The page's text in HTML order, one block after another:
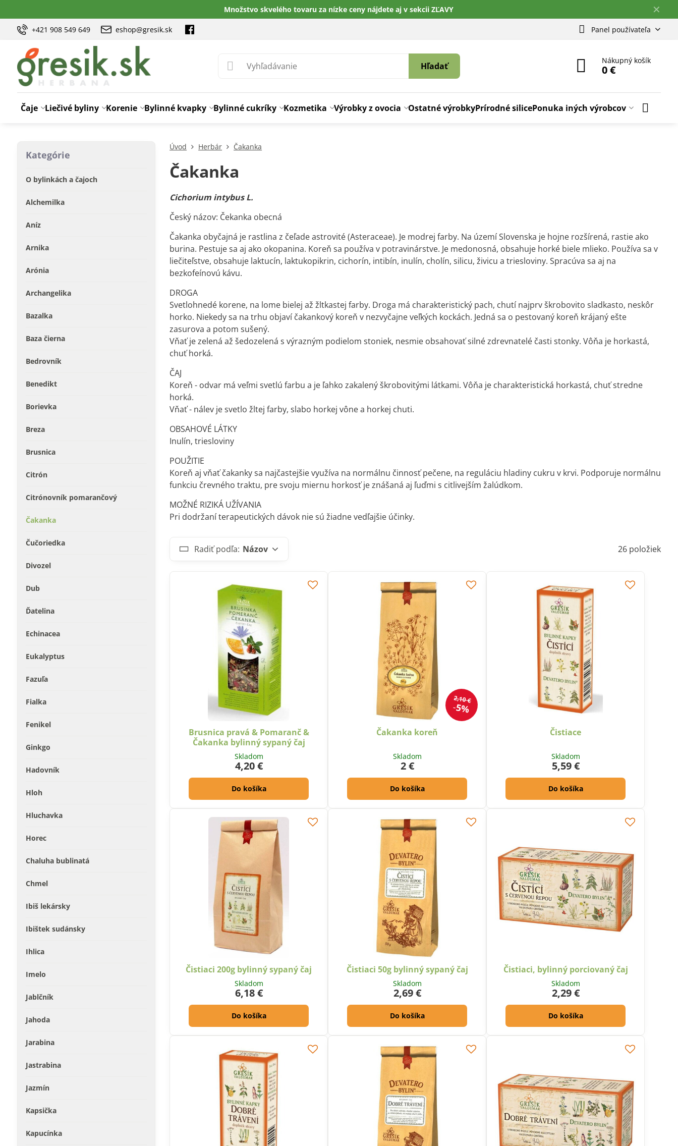
✕
Množstvo skvelého tovaru za nízke ceny nájdete aj v sekcii ZĽAVY
+421 908 549 649 eshop@gresik.sk Panel používateľa
Hľadať
Nákupný košík
0 €
Čaje Liečivé byliny Korenie Bylinné kvapky Bylinné cukríky Kozmetika Výrobky z ovocia Ostatné výrobkyPrírodné silicePonuka iných výrobcov
Úvod Herbár Čakanka
Čakanka
Cichorium intybus L.
Český názov: Čekanka obecná
Čakanka obyčajná je rastlina z čeľade astrovité (Asteraceae). Je modrej farby. Na území Slovenska je hojne rozšírená, rastie ako
burina. Pestuje sa aj ako okopanina. Koreň sa používa v potravinárstve. Je medonosná, obsahuje horké biele mlieko. Používa sa v
liečiteľstve, obsahuje laktucín, laktukopikrin, cichorín, intibín, inulín, cholín, silicu, živicu a triesloviny. Spracúva sa aj na
bezkofeínovú kávu.
DROGA
Svetlohnedé korene, na lome bielej až žltkastej farby. Droga má charakteristický pach, chutí najprv škrobovito sladkasto, neskôr
horko. Niekedy sa na trhu objaví čakankový koreň v nezvyčajne veľkých kockách. Jedná sa o pestovaný koreň krájaný ešte
zasurova a potom sušený.
Vňať je zelená až šedozelená s výrazným podielom stoniek, nesmie obsahovať silné zdrevnatelé časti stonky. Vôňa je horkastá,
chuť horká.
ČAJ
Koreň - odvar má veľmi svetlú farbu a je ľahko zakalený škrobovitými látkami. Vôňa je charakteristická horkastá, chuť stredne
horká.
Vňať - nálev je svetlo žltej farby, slabo horkej vône a horkej chuti.
OBSAHOVÉ LÁTKY
Inulín, triesloviny
POUŽITIE
Koreň aj vňať čakanky sa najčastejšie využíva na normálnu činnosť pečene, na reguláciu hladiny cukru v krvi. Podporuje normálnu
funkciu črevného traktu, pre svoju miernu horkosť je znášaná aj ľuďmi s citlivejším žalúdkom.
MOŽNÉ RIZIKÁ UŽÍVANIA
Pri dodržaní terapeutických dávok nie sú žiadne vedľajšie účinky.
Radiť podľa: Názov 26 položiek
Brusnica pravá & Pomaranč &
Čakanka bylinný sypaný čaj
Skladom
4,20 €
Do košíka
2,10 €
5%
Čakanka koreň
Skladom
2 €
Do košíka
Čistiace
Skladom
5,59 €
Do košíka
Čistiaci 200g bylinný sypaný čaj
Skladom
6,18 €
Do košíka
Čistiaci 50g bylinný sypaný čaj
Skladom
2,69 €
Do košíka
Čistiaci, bylinný porciovaný čaj
Skladom
2,29 €
Do košíka
Kategórie
O bylinkách a čajoch
Alchemilka
Aníz
Arnika
Arónia
Archangelika
Bazalka
Baza čierna
Bedrovník
Benedikt
Borievka
Breza
Brusnica
Citrón
Citrónovník pomarančový
Čakanka
Čučoriedka
Divozel
Dub
Ďatelina
Echinacea
Eukalyptus
Fazuľa
Fialka
Fenikel
Ginkgo
Hadovník
Hloh
Hluchavka
Horec
Chaluha bublinatá
Chmel
Ibiš lekársky
Ibištek sudánsky
Ihlica
Imelo
Jablčník
Jahoda
Jarabina
Jastrabina
Jazmín
Kapsička
Kapucínka